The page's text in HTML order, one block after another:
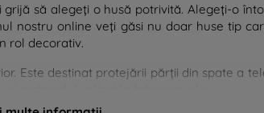
să alegeți o husă potrivită. Alegeți-o
nostru online veți găsi nu doar huse tip
rol decorativ.
Este destinat protejării părții din spate a